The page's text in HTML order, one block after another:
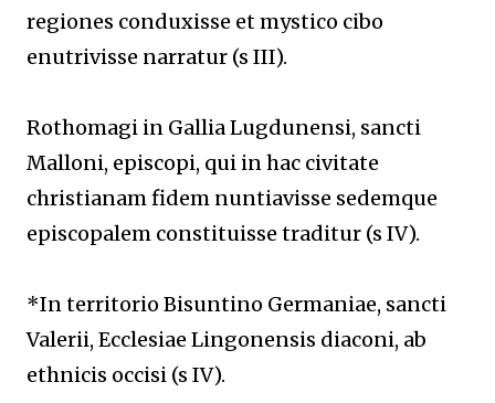
regiones conduxisse et mystico cibo
enutrivisse narratur (s III).
Rothomagi in Gallia Lugdunensi, sancti
Malloni, episcopi, qui in hac civitate
christianam fidem nuntiavisse sedemque
episcopalem constituisse traditur (s IV).
*In territorio Bisuntino Germaniae, sancti
Valerii, Ecclesiae Lingonensis diaconi, ab
ethnicis occisi (s IV).